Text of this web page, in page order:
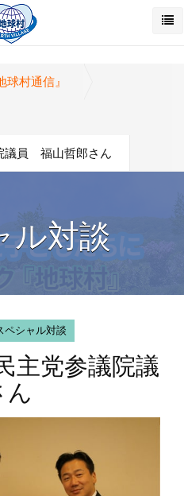
球村通信』
議員 福山哲郎さん
ル対談
ペシャル対談
党参議院議